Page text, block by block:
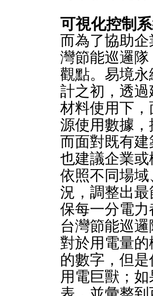
可視化控制
而為了協助
灣節能巡邏
觀點。易境
計之初，透
材料使用下
源使用數據
而面對既有
也建議企業
依照不同場
況，調整出
保每一分電
台灣節能巡
對於用電量
的數字，但
用電巨獸；